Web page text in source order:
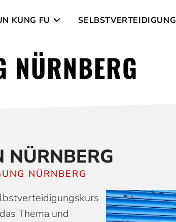
KUNG FU SELBSTVERTEIDIGUNG
NÜRN­BERG
NÜRNBERG
NÜRNBERG
Thema und